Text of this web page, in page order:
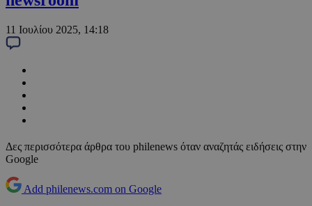
11 Ιουλίου 2025, 14:18
Δες περισσότερα άρθρα του philenews όταν αναζητάς ειδήσεις στην
Google
Add philenews.com on Google